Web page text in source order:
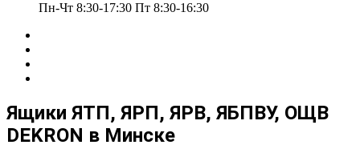
Пн-Чт 8:30-17:30 Пт 8:30-16:30
Ящики ЯТП, ЯРП, ЯРВ, ЯБПВУ, ОЩВ
DEKRON в Минске